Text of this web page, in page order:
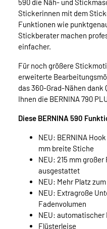
590 die Näh- und
Stickerinnen mit dem
Funktionen wie
Stickberater machen
einfacher.
Für noch größere
erweiterte
das 360-Grad-Nähen
Ihnen die BERNINA 790
Diese BERNINA 590
NEU: BERNINA
mm breite Stiche
NEU: 215 mm
ausgestattet
NEU: Mehr Platz
NEU: Extragroße
Fadenvolumen
NEU: automatischer
Flüsterleise